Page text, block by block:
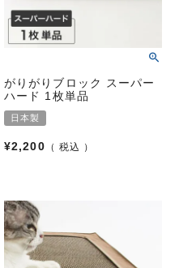
がりがりブロック スーパー
ハード 1枚単品
日本製
¥2,200 税込